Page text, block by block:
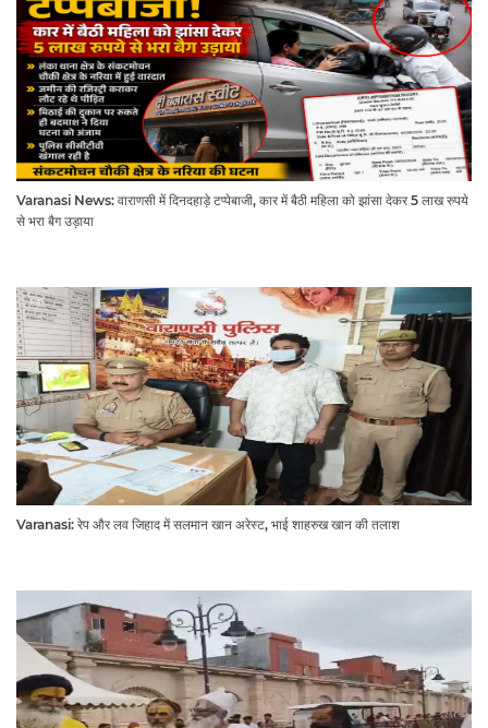
Varanasi News: वाराणसी में दिनदहाड़े टप्पेबाजी, कार में बैठी महिला को झांसा देकर 5 लाख रुपये
से भरा बैग उड़ाया
Varanasi: रेप और लव जिहाद में सलमान खान अरेस्ट, भाई शाहरुख खान की तलाश